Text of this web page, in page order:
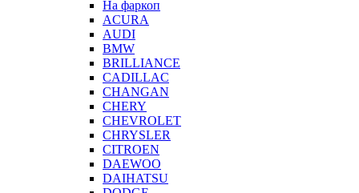
На фаркоп
ACURA
AUDI
BMW
BRILLIANCE
CADILLAC
CHANGAN
CHERY
CHEVROLET
CHRYSLER
CITROEN
DAEWOO
DAIHATSU